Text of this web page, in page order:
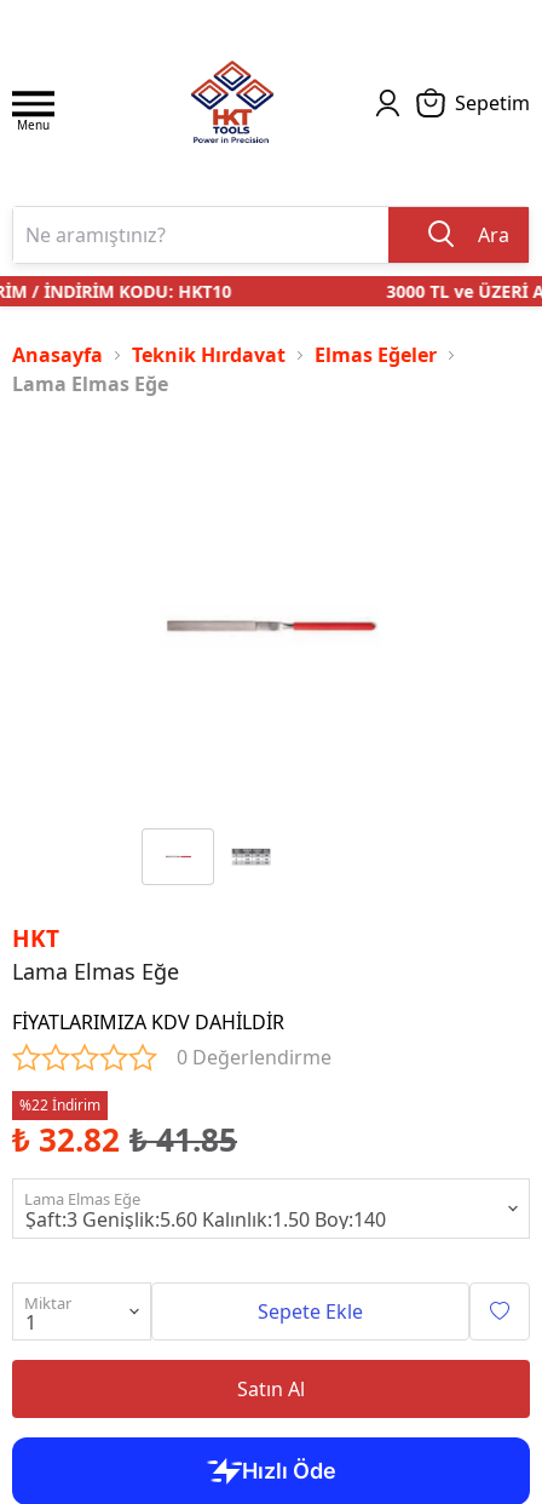
Menu
Sepetim
Ara
/ İNDİRİM KODU: HKT10 3000 TL ve ÜZERİ
Anasayfa Teknik Hırdavat
Elmas Eğeler
Lama Elmas Eğe
HKT
Lama Elmas Eğe
FİYATLARIMIZA KDV DAHİLDİR
0 Değerlendirme
%22 İndirim
₺ 32.82 ₺ 41.85
Lama Elmas Eğe
Miktar Sepete Ekle
Satın Al